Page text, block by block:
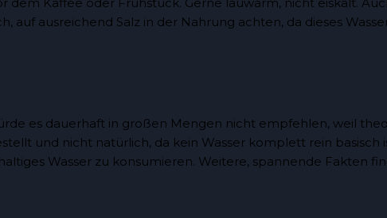
ausreichend Salz in der Nahrung achten, da dieses
es dauerhaft in großen Mengen nicht empfehlen, weil
und nicht natürlich, da kein Wasser komplett rein basisch
Wasser zu konsumieren. Weitere, spannende Fakten